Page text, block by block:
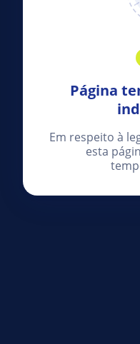
Página
Em respeito à
esta